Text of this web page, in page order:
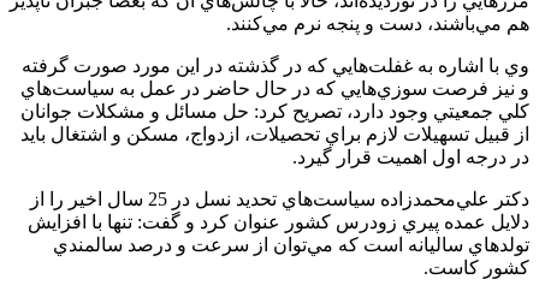
هم مي‌باشند، دست و پنجه نرم مي‌كنند.
وي با اشاره به غفلت‌هايي كه در گذشته در اين مورد صورت گرفته
و نيز فرصت سوزي‌هايي كه در حال حاضر در عمل به سياست‌هاي
كلي جمعيتي وجود دارد، تصريح كرد: حل مسائل و مشكلات جوانان
از قبيل تسهيلات لازم براي تحصيلات، ازدواج، مسكن و اشتغال بايد
در درجه اول اهميت قرار گيرد.
دكتر علي‌محمدزاده سياست‌هاي تحديد نسل در 25 سال اخير را از
دلايل عمده پيري زودرس كشور عنوان كرد و گفت: تنها با افزايش
تولدهاي ساليانه است كه مي‌توان از سرعت و درصد سالمندي
كشور كاست.